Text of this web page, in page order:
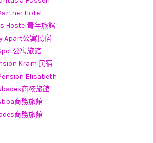
Hotel
Hostel青年旅館
Apart公寓民宿
公寓旅館
Kraml民宿
Elisabeth
商務旅館
商務旅館
商務旅館